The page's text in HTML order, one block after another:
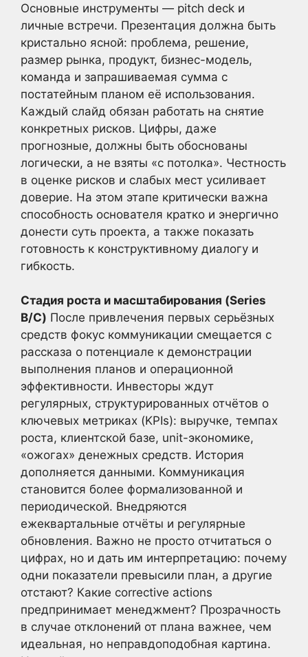
Основные инструменты — pitch deck и
личные встречи. Презентация должна быть
кристально ясной: проблема, решение,
размер рынка, продукт, бизнес-модель,
команда и запрашиваемая сумма с
постатейным планом её использования.
Каждый слайд обязан работать на снятие
конкретных рисков. Цифры, даже
прогнозные, должны быть обоснованы
логически, а не взяты «с потолка». Честность
в оценке рисков и слабых мест усиливает
доверие. На этом этапе критически важна
способность основателя кратко и энергично
донести суть проекта, а также показать
готовность к конструктивному диалогу и
гибкость.
Стадия роста и масштабирования (Series
B/C) После привлечения первых серьёзных
средств фокус коммуникации смещается с
рассказа о потенциале к демонстрации
выполнения планов и операционной
эффективности. Инвесторы ждут
регулярных, структурированных отчётов о
ключевых метриках (KPIs): выручке, темпах
роста, клиентской базе, unit-экономике,
«ожогах» денежных средств. История
дополняется данными. Коммуникация
становится более формализованной и
периодической. Внедряются
ежеквартальные отчёты и регулярные
обновления. Важно не просто отчитаться о
цифрах, но и дать им интерпретацию: почему
одни показатели превысили план, а другие
отстают? Какие corrective actions
предпринимает менеджмент? Прозрачность
в случае отклонений от плана важнее, чем
идеальная, но неправдоподобная картина.